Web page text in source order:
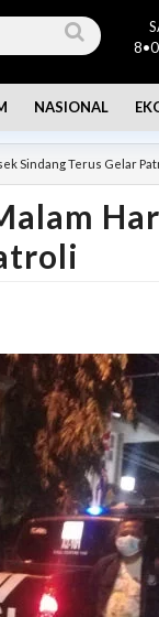
NASIONAL
Sindang Terus Gelar